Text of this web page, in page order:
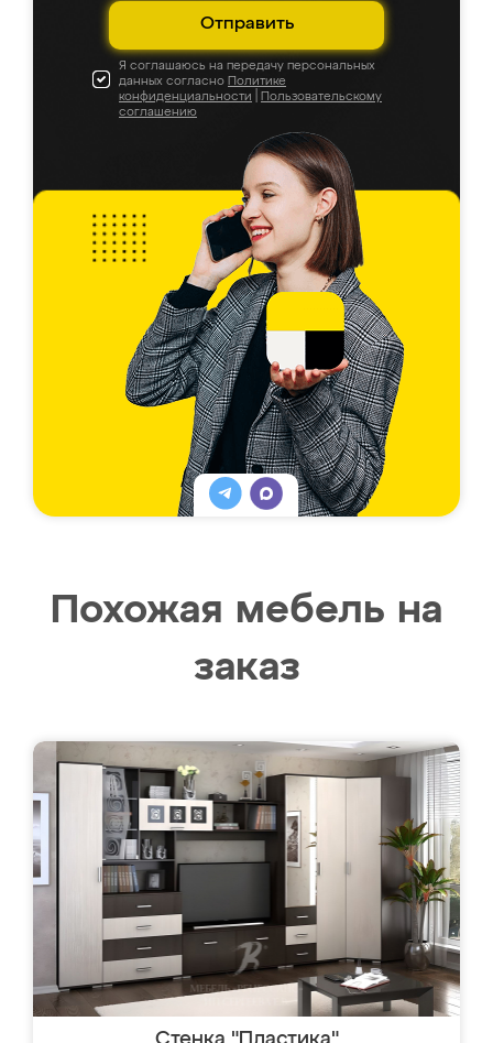
Отправить
Я соглашаюсь на передачу персональных
данных согласно Политике
конфиденциальности
Пользовательскому
соглашению
Похожая мебель на
заказ